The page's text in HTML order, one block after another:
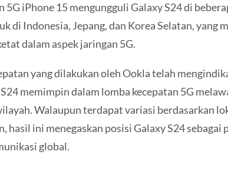
5G iPhone 15 mengungguli Galaxy S24 di
di Indonesia, Jepang, dan Korea Selatan, yang
dalam aspek jaringan 5G.
yang dilakukan oleh Ookla telah
memimpin dalam lomba kecepatan 5G
Walaupun terdapat variasi berdasarkan
hasil ini menegaskan posisi Galaxy S24 sebagai
global.